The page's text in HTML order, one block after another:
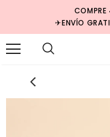
COMPRE
✈ENVÍO